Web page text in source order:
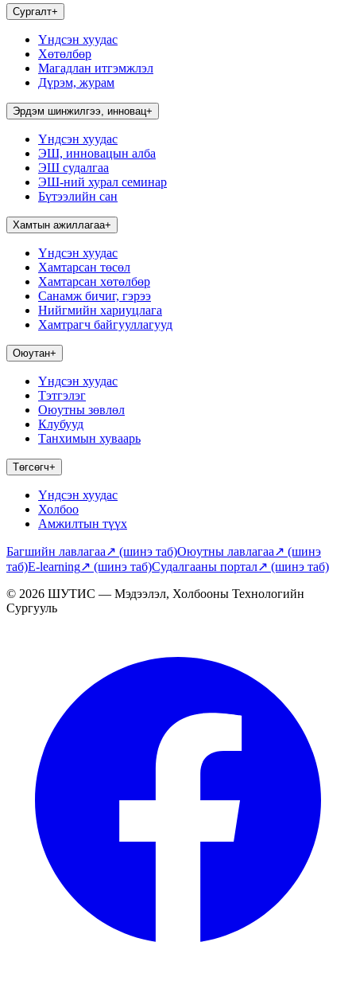
Сургалт+
Үндсэн хуудас
Хөтөлбөр
Магадлан итгэмжлэл
Дүрэм, журам
Эрдэм шинжилгээ, инновац+
Үндсэн хуудас
ЭШ, инновацын алба
ЭШ судалгаа
ЭШ-ний хурал семинар
Бүтээлийн сан
Хамтын ажиллагаа+
Үндсэн хуудас
Хамтарсан төсөл
Хамтарсан хөтөлбөр
Санамж бичиг, гэрээ
Нийгмийн хариуцлага
Хамтрагч байгууллагууд
Оюутан+
Үндсэн хуудас
Тэтгэлэг
Оюутны зөвлөл
Клубууд
Танхимын хуваарь
Төгсөгч+
Үндсэн хуудас
Холбоо
Амжилтын түүх
Багшийн лавлагаа↗ (шинэ таб)Оюутны лавлагаа↗ (шинэ
таб)E-learning↗ (шинэ таб)Судалгааны портал↗ (шинэ таб)
© 2026 ШУТИС — Мэдээлэл, Холбооны Технологийн
Сургууль